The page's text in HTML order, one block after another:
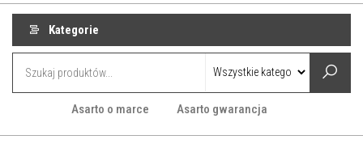
Kategorie
Asarto o marce Asarto gwarancja